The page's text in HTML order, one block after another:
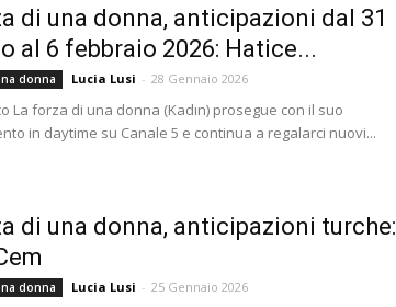
di una donna, anticipazioni dal 31
al 6 febbraio 2026: Hatice...
donna Lucia Lusi - 28 Gennaio 2026
La forza di una donna (Kadın) prosegue con il suo
in daytime su Canale 5 e continua a regalarci nuovi...
di una donna, anticipazioni turche:
donna Lucia Lusi - 25 Gennaio 2026